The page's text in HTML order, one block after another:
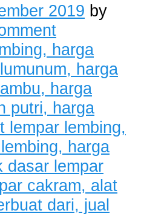
2019 by